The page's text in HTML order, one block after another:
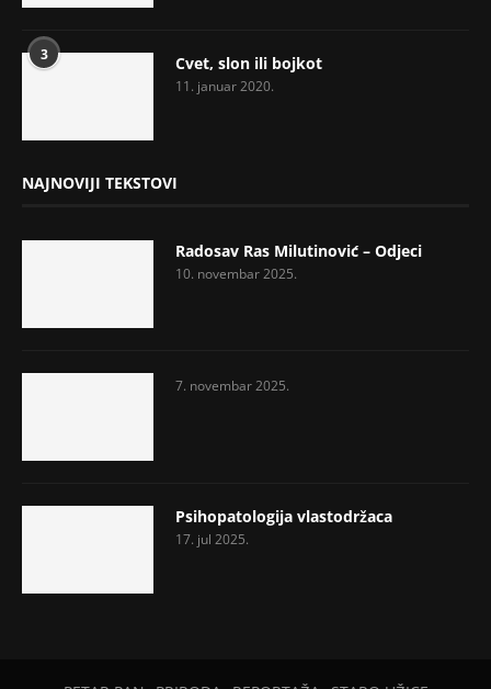
3 Cvet, slon ili bojkot
11. januar 2020.
NAJNOVIJI TEKSTOVI
Radosav Ras Milutinović – Odjeci
10. novembar 2025.
7. novembar 2025.
Psihopatologija vlastodržaca
17. jul 2025.